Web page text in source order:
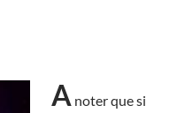
A noter que si